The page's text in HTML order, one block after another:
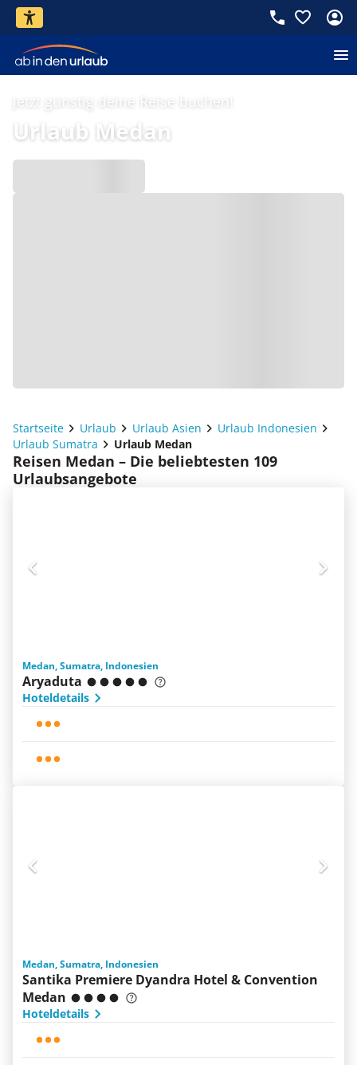
Jetzt günstig deine Reise buchen!
Urlaub Medan
Startseite Urlaub Urlaub Asien
Urlaub Indonesien
Urlaub Sumatra
Urlaub Medan
Reisen Medan – Die beliebtesten 109
Urlaubsangebote
Medan, Sumatra, Indonesien
Aryaduta
Hoteldetails
Medan, Sumatra, Indonesien
Santika Premiere Dyandra Hotel & Convention
Medan
Hoteldetails